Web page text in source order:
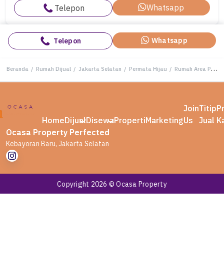
Telepon Whatsapp
Telepon Whatsapp
Beranda / Rumah Dijual / Jakarta Selatan / Permata Hijau / Rumah Area Premium Permata Hijau, Jakarta Selatan - Harga Menarik 45 Miliar
HomeDijualDisewaPropertiMarketing
Join
Us
Titip
Jual
Ocasa Property Perfected
Kebayoran Baru, Jakarta Selatan
Copyright 2026 © Ocasa Property